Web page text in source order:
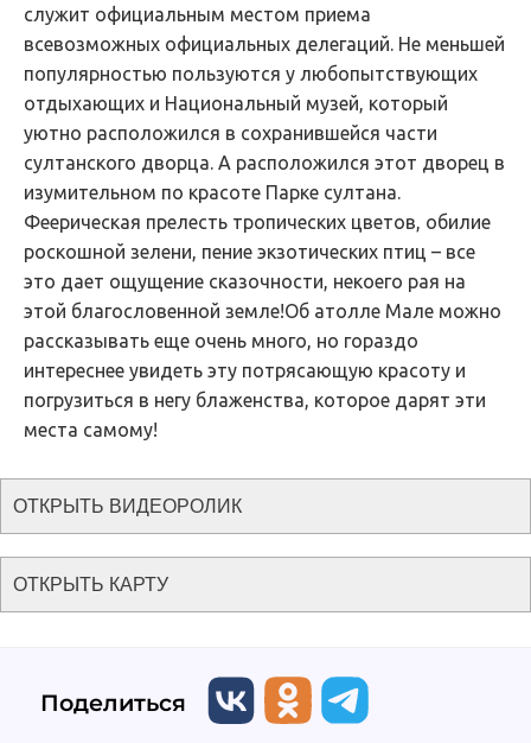
служит официальным местом приема
всевозможных официальных делегаций. Не меньшей
популярностью пользуются у любопытствующих
отдыхающих и Национальный музей, который
уютно расположился в сохранившейся части
султанского дворца. А расположился этот дворец в
изумительном по красоте Парке султана.
Феерическая прелесть тропических цветов, обилие
роскошной зелени, пение экзотических птиц – все
это дает ощущение сказочности, некоего рая на
этой благословенной земле!Об атолле Мале можно
рассказывать еще очень много, но гораздо
интереснее увидеть эту потрясающую красоту и
погрузиться в негу блаженства, которое дарят эти
места самому!
ОТКРЫТЬ ВИДЕОРОЛИК
ОТКРЫТЬ КАРТУ
Поделиться